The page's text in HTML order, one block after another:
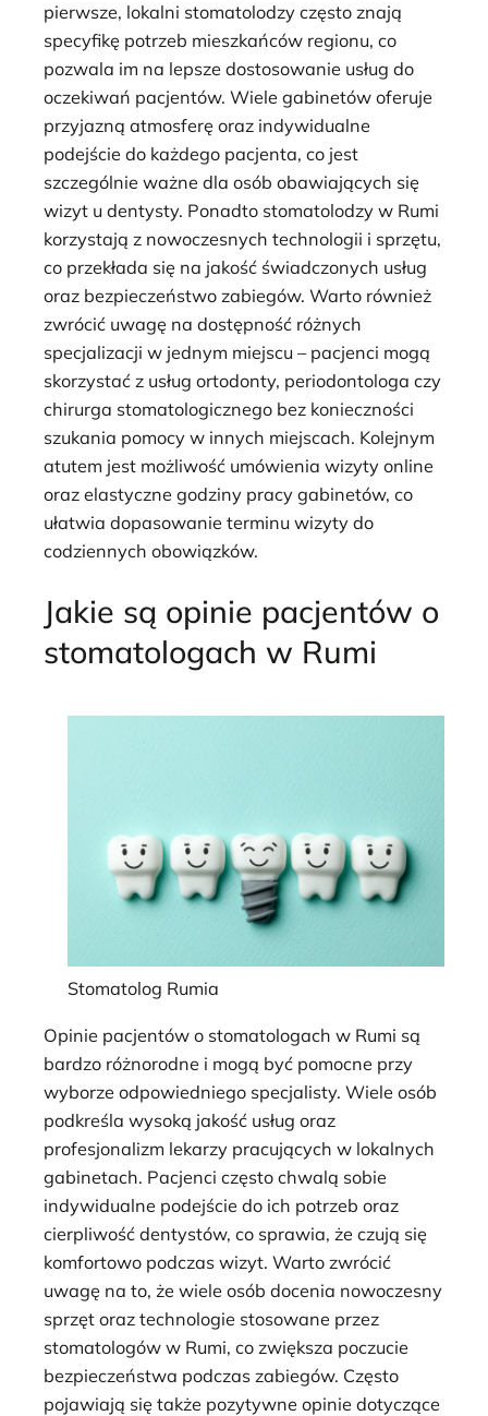
pierwsze, lokalni stomatolodzy często znają
specyfikę potrzeb mieszkańców regionu, co
pozwala im na lepsze dostosowanie usług do
oczekiwań pacjentów. Wiele gabinetów oferuje
przyjazną atmosferę oraz indywidualne
podejście do każdego pacjenta, co jest
szczególnie ważne dla osób obawiających się
wizyt u dentysty. Ponadto stomatolodzy w Rumi
korzystają z nowoczesnych technologii i sprzętu,
co przekłada się na jakość świadczonych usług
oraz bezpieczeństwo zabiegów. Warto również
zwrócić uwagę na dostępność różnych
specjalizacji w jednym miejscu – pacjenci mogą
skorzystać z usług ortodonty, periodontologa czy
chirurga stomatologicznego bez konieczności
szukania pomocy w innych miejscach. Kolejnym
atutem jest możliwość umówienia wizyty online
oraz elastyczne godziny pracy gabinetów, co
ułatwia dopasowanie terminu wizyty do
codziennych obowiązków.
Jakie są opinie pacjentów o
stomatologach w Rumi
Stomatolog Rumia
Opinie pacjentów o stomatologach w Rumi są
bardzo różnorodne i mogą być pomocne przy
wyborze odpowiedniego specjalisty. Wiele osób
podkreśla wysoką jakość usług oraz
profesjonalizm lekarzy pracujących w lokalnych
gabinetach. Pacjenci często chwalą sobie
indywidualne podejście do ich potrzeb oraz
cierpliwość dentystów, co sprawia, że czują się
komfortowo podczas wizyt. Warto zwrócić
uwagę na to, że wiele osób docenia nowoczesny
sprzęt oraz technologie stosowane przez
stomatologów w Rumi, co zwiększa poczucie
bezpieczeństwa podczas zabiegów. Często
pojawiają się także pozytywne opinie dotyczące